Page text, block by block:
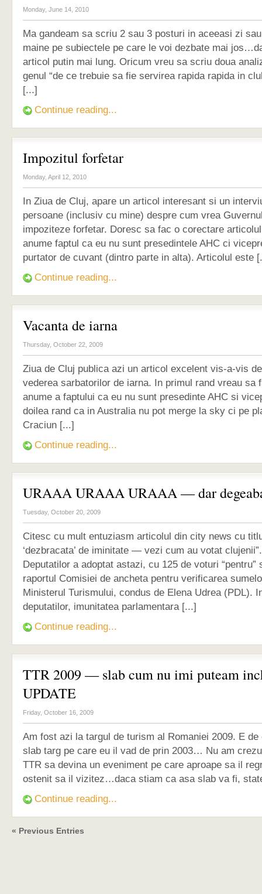
Monday, June 14, 2010
Ma gandeam sa scriu 2 sau 3 posturi in aceeasi zi
maine pe subiectele pe care le voi dezbate mai
articol putin mai lung. Oricum vreu sa scriu doua
genul “de ce trebuie sa fie servirea rapida rapida in
[...]
Continue reading...
Impozitul forfetar
Monday, April 12, 2010
In Ziua de Cluj, apare un articol interesant si un
persoane (inclusiv cu mine) despre cum vrea
impoziteze forfetar. Doresc sa fac o corectare
anume faptul ca eu nu sunt presedintele AHC ci
purtator de cuvant (dintro parte in alta). Articolul este
Continue reading...
Vacanta de iarna
Thursday, October 22, 2009
Ziua de Cluj publica azi un articol excelent vis-a-vis
vederea sarbatorilor de iarna. In primul rand vreau sa
anume a faptului ca eu nu sunt presedinte AHC si
doilea rand ca in Australia nu pot merge la sky ci pe
Craciun [...]
Continue reading...
URAAA URAAA URAAA — dar
Tuesday, October 20, 2009
Citesc cu mult entuziasm articolul din city news cu
‘dezbracata’ de iminitate — vezi cum au votat
Deputatilor a adoptat astazi, cu 125 de voturi “pentru”
raportul Comisiei de ancheta pentru verificarea
Ministerul Turismului, condus de Elena Udrea (PDL).
deputatilor, imunitatea parlamentara [...]
Continue reading...
TTR 2009 — slab cum nu imi puteam
UPDATE
Friday, October 16, 2009
Am fost azi la targul de turism al Romaniei 2009. E de
slab targ pe care eu il vad de prin 2003… Nu am
TTR sa devina un eveniment pe care aproape sa il
ostenit sa il vizitez…daca stiam ca asa slab va fi,
Continue reading...
« Previous Entries